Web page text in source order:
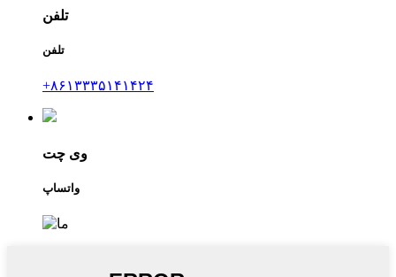
تلفن
تلفن
‎+۸۶۱۳۳۳۵۱۴۱۴۲۴‎
وی چت
واتساپ